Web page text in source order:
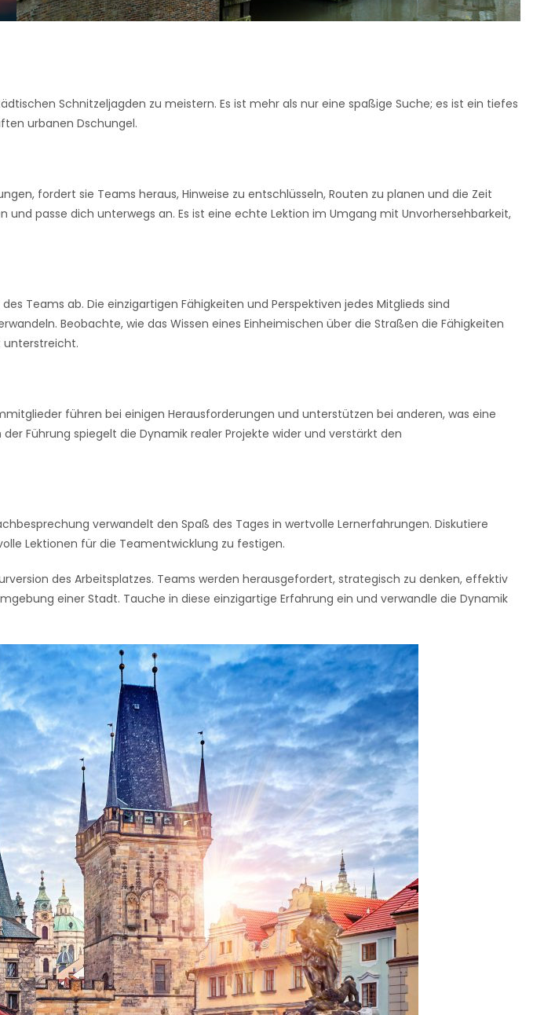
Schnitzeljagden zu meistern. Es ist mehr als nur eine spaßige Suche; es ist ein tiefes
urbanen Dschungel.
fordert sie Teams heraus, Hinweise zu entschlüsseln, Routen zu planen und die Zeit
passe dich unterwegs an. Es ist eine echte Lektion im Umgang mit Unvorhersehbarkeit,
Teams ab. Die einzigartigen Fähigkeiten und Perspektiven jedes Mitglieds sind
Beobachte, wie das Wissen eines Einheimischen über die Straßen die Fähigkeiten
unterstreicht.
führen bei einigen Herausforderungen und unterstützen bei anderen, was eine
Führung spiegelt die Dynamik realer Projekte wider und verstärkt den
verwandelt den Spaß des Tages in wertvolle Lernerfahrungen. Diskutiere
Lektionen für die Teamentwicklung zu festigen.
des Arbeitsplatzes. Teams werden herausgefordert, strategisch zu denken, effektiv
einer Stadt. Tauche in diese einzigartige Erfahrung ein und verwandle die Dynamik